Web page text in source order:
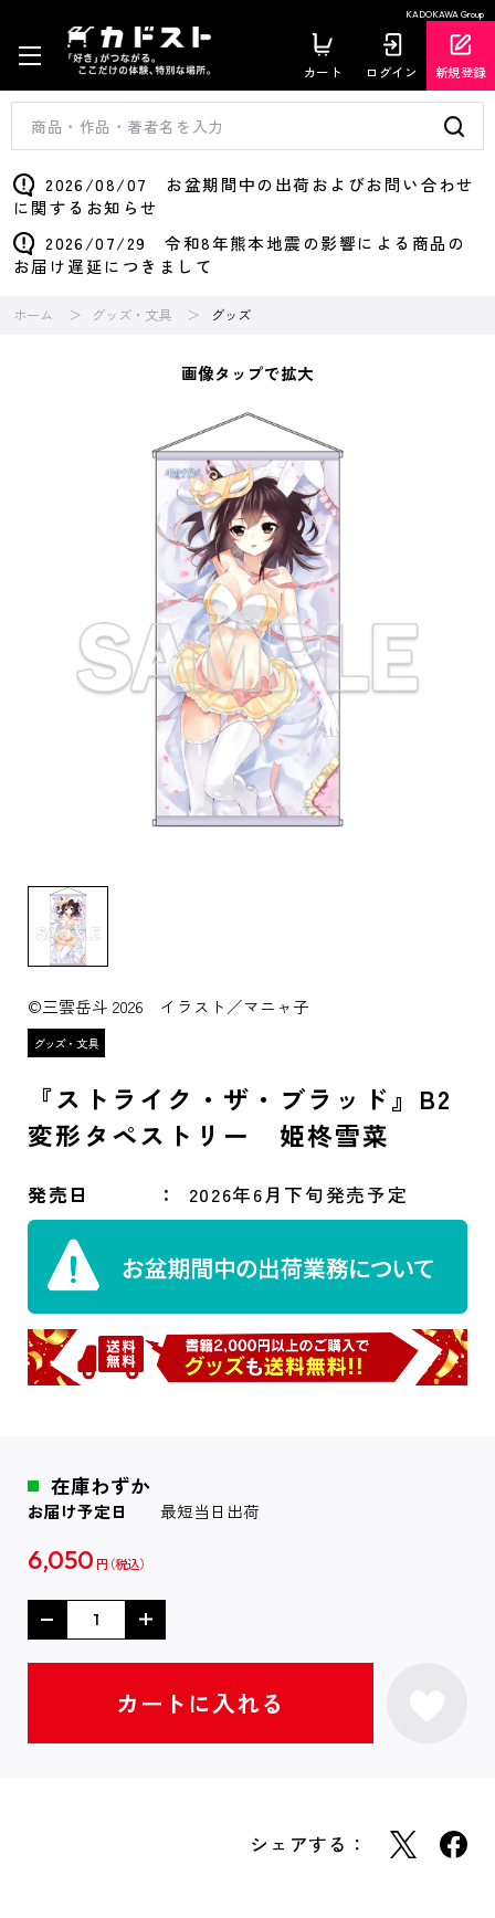
KADOKAWA Group
カート ログイン 新規登録
2026/08/07 お盆期間中の出荷およびお問い合わせ
に関するお知らせ
2026/07/29 令和8年熊本地震の影響による商品の
お届け遅延につきまして
ホーム グッズ・文具 グッズ
画像タップで拡大
©三雲岳斗 2026 イラスト／マニャ子
『ストライク・ザ・ブラッド』B2
変形タペストリー 姫柊雪菜
発売日 2026年6月下旬発売予定
在庫わずか
お届け予定日 最短当日出荷
6,050 円
シェアする：